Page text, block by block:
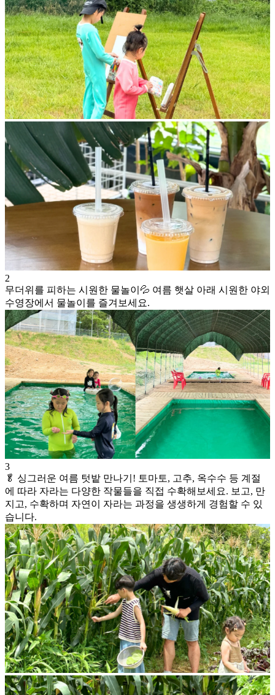
2
무더위를 피하는 시원한 물놀이💦 여름 햇살 아래 시원한 야외
수영장에서 물놀이를 즐겨보세요.
3
🥬 싱그러운 여름 텃밭 만나기! 토마토, 고추, 옥수수 등 계절
에 따라 자라는 다양한 작물들을 직접 수확해보세요. 보고, 만
지고, 수확하며 자연이 자라는 과정을 생생하게 경험할 수 있
습니다.